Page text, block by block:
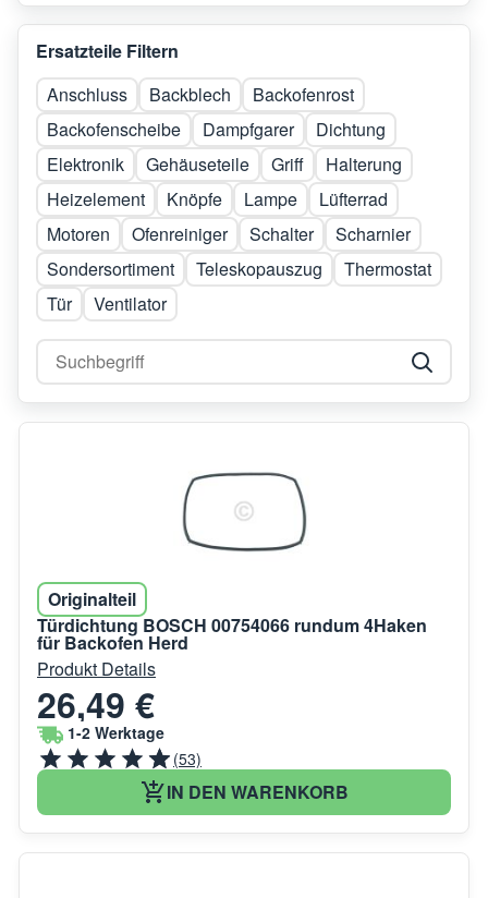
Ersatzteile Filtern
Anschluss
Backblech
Backofenrost
Backofenscheibe
Dampfgarer
Dichtung
Elektronik
Gehäuseteile Griff
Halterung
Heizelement
Knöpfe Lampe
Lüfterrad
Motoren
Ofenreiniger Schalter
Scharnier
Sondersortiment
Teleskopauszug
Thermostat
Tür
Ventilator
Originalteil
Türdichtung BOSCH 00754066 rundum 4Haken
für Backofen Herd
Produkt Details
26,49 €
1-2 Werktage
(53)
IN DEN WARENKORB